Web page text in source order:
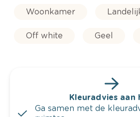
Woonkamer
Off white Geel
Kleuradvies aan
Ga samen met de